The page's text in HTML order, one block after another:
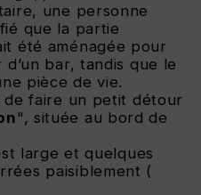
une personne
que la partie
été aménagée pour
bar, tandis que le
pièce de vie.
de faire un petit détour
", située au bord de
large et quelques
paisiblement (